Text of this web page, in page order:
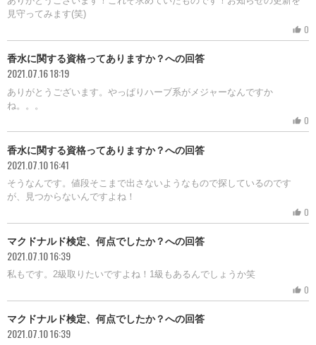
見守ってみます(笑)
thumb_up 0
香水に関する資格ってありますか？への回答
2021.07.16 18:19
ありがとうございます。やっぱりハーブ系がメジャーなんですか
ね。。。
thumb_up 0
香水に関する資格ってありますか？への回答
2021.07.10 16:41
そうなんです。値段そこまで出さないようなもので探しているのです
が、見つからないんですよね！
thumb_up 0
マクドナルド検定、何点でしたか？への回答
2021.07.10 16:39
私もです。2級取りたいですよね！1級もあるんでしょうか笑
thumb_up 0
マクドナルド検定、何点でしたか？への回答
2021.07.10 16:39